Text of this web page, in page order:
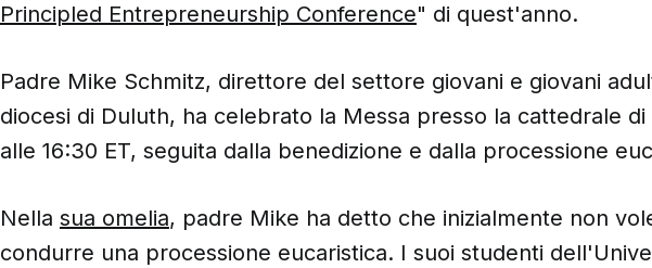
Principled Entrepreneurship Conference" di quest'anno.
Padre Mike Schmitz, direttore del settore giovani e giovani
diocesi di Duluth, ha celebrato la Messa presso la cattedrale di
alle 16:30 ET, seguita dalla benedizione e dalla processione
Nella sua omelia, padre Mike ha detto che inizialmente non
condurre una processione eucaristica. I suoi studenti